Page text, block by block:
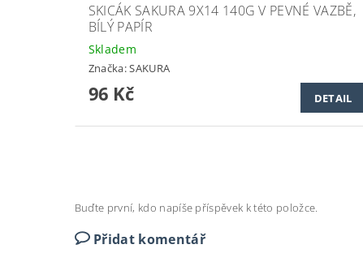
SKICÁK SAKURA 9X14 140G V PEVNÉ VAZBĚ,
BÍLÝ PAPÍR
Skladem
Značka:SAKURA
96 Kč DETAIL
Buďte první, kdo napíše příspěvek k této položce.
Přidat komentář